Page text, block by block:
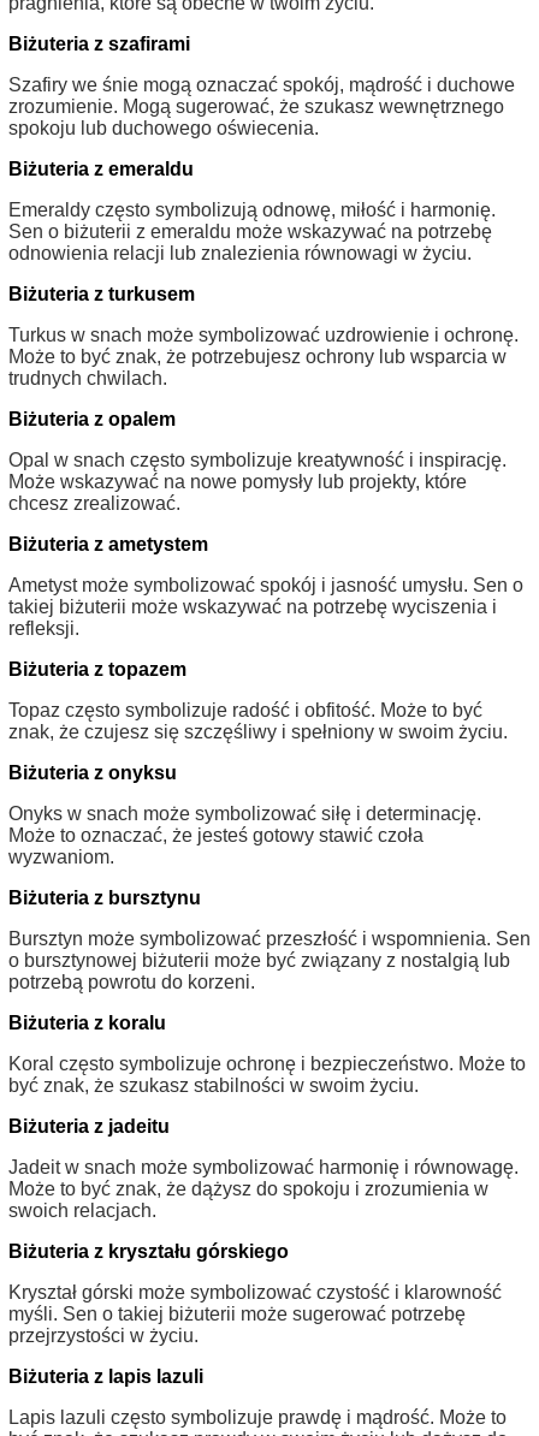
Biżuteria z szafirami
Szafiry we śnie mogą oznaczać spokój, mądrość i duchowe
zrozumienie. Mogą sugerować, że szukasz wewnętrznego
spokoju lub duchowego oświecenia.
Biżuteria z emeraldu
Emeraldy często symbolizują odnowę, miłość i harmonię.
Sen o biżuterii z emeraldu może wskazywać na potrzebę
odnowienia relacji lub znalezienia równowagi w życiu.
Biżuteria z turkusem
Turkus w snach może symbolizować uzdrowienie i ochronę.
Może to być znak, że potrzebujesz ochrony lub wsparcia w
trudnych chwilach.
Biżuteria z opalem
Opal w snach często symbolizuje kreatywność i inspirację.
Może wskazywać na nowe pomysły lub projekty, które
chcesz zrealizować.
Biżuteria z ametystem
Ametyst może symbolizować spokój i jasność umysłu. Sen o
takiej biżuterii może wskazywać na potrzebę wyciszenia i
refleksji.
Biżuteria z topazem
Topaz często symbolizuje radość i obfitość. Może to być
znak, że czujesz się szczęśliwy i spełniony w swoim życiu.
Biżuteria z onyksu
Onyks w snach może symbolizować siłę i determinację.
Może to oznaczać, że jesteś gotowy stawić czoła
wyzwaniom.
Biżuteria z bursztynu
Bursztyn może symbolizować przeszłość i wspomnienia. Sen
o bursztynowej biżuterii może być związany z nostalgią lub
potrzebą powrotu do korzeni.
Biżuteria z koralu
Koral często symbolizuje ochronę i bezpieczeństwo. Może to
być znak, że szukasz stabilności w swoim życiu.
Biżuteria z jadeitu
Jadeit w snach może symbolizować harmonię i równowagę.
Może to być znak, że dążysz do spokoju i zrozumienia w
swoich relacjach.
Biżuteria z kryształu górskiego
Kryształ górski może symbolizować czystość i klarowność
myśli. Sen o takiej biżuterii może sugerować potrzebę
przejrzystości w życiu.
Biżuteria z lapis lazuli
Lapis lazuli często symbolizuje prawdę i mądrość. Może to